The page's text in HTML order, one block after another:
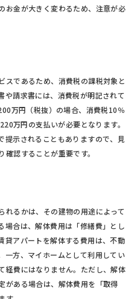
お金が大きく変わるため、注意が必
スであるため、消費税の課税対象と
や請求書には、消費税が明記されて
万円（税抜）の場合、消費税10％
万円の支払いが必要となります。
提示されることもありますので、見
認することが重要です。
れるかは、その建物の用途によって
場合は、解体費用は「修繕費」とし
貸アパートを解体する費用は、不動
一方、マイホームとして利用してい
経費にはなりません。ただし、解体
がある場合は、解体費用を「取得